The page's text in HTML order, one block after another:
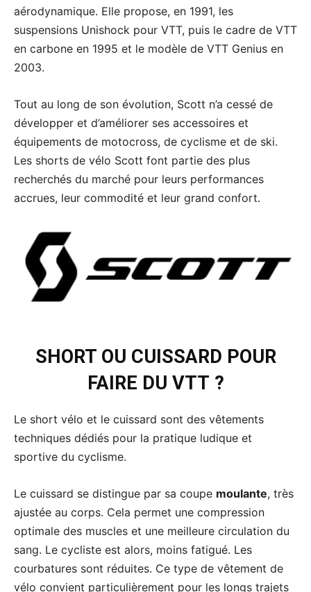
aérodynamique. Elle propose, en 1991, les
suspensions Unishock pour VTT, puis le cadre de VTT
en carbone en 1995 et le modèle de VTT Genius en
2003.
Tout au long de son évolution, Scott n’a cessé de
développer et d’améliorer ses accessoires et
équipements de motocross, de cyclisme et de ski.
Les shorts de vélo Scott font partie des plus
recherchés du marché pour leurs performances
accrues, leur commodité et leur grand confort.
SHORT OU CUISSARD POUR
FAIRE DU VTT ?
Le short vélo et le cuissard sont des vêtements
techniques dédiés pour la pratique ludique et
sportive du cyclisme.
Le cuissard se distingue par sa coupe moulante, très
ajustée au corps. Cela permet une compression
optimale des muscles et une meilleure circulation du
sang. Le cycliste est alors, moins fatigué. Les
courbatures sont réduites. Ce type de vêtement de
vélo convient particulièrement pour les longs trajets